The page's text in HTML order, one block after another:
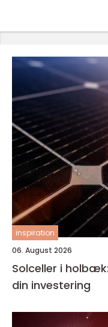
inspiration
06. August 2026
Solceller i
din investering